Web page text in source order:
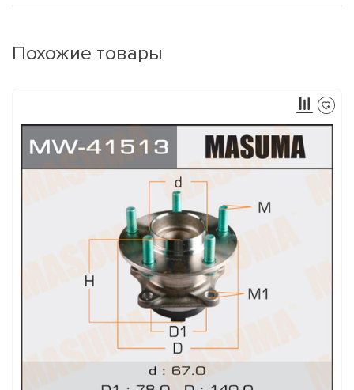
Похожие товары